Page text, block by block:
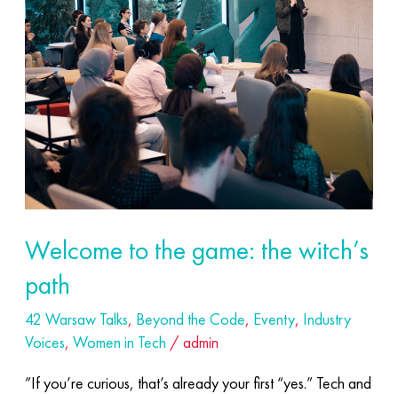
Welcome to the game: the witch’s
path
42 Warsaw Talks, Beyond the Code, Eventy, Industry
Voices, Women in Tech /admin
”If you’re curious, that’s already your first “yes.” Tech and
the
game:
the
witch’s
path